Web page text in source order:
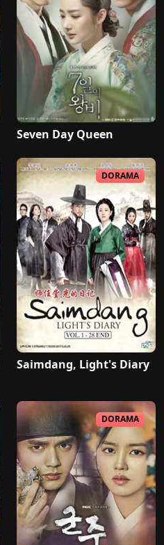
Seven Day Queen
DORAMA
Saimdang, Light's Diary
DORAMA